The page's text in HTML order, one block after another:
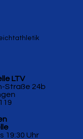
LTV
Straße 24b
19:30 Uhr